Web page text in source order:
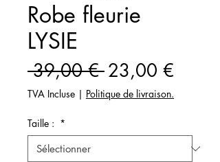
Robe fleurie
LYSIE
39,00 € Prix
original
23,00 €
TVA Incluse | Politique de livraison.
Taille : *